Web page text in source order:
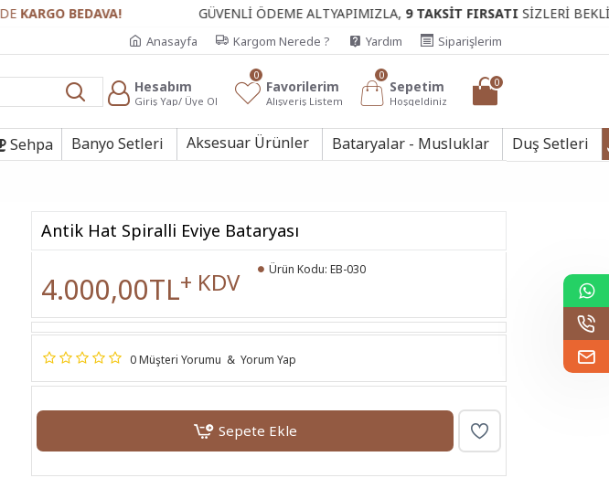
BEDAVA! GÜVENLİ ÖDEME ALTYAPIMIZLA,9 TAKSİT FIRSATI SİZLERİ BEKLİYOR.
Anasayfa Kargom Nerede ? Yardım Siparişlerim
Hesabım
Giriş Yap/ Üye Ol
Favorilerim
Alışveriş Listem
0
Sepetim
Hoşgeldiniz
0
0
Sehpa Banyo Setleri Aksesuar Ürünler Bataryalar - Musluklar Duş Setleri
Antik Hat Spiralli Eviye Bataryası
0 Müşteri Yorumu & Yorum Yap
4.000,00TL+ KDV Ürün Kodu: EB-030
Sepete Ekle